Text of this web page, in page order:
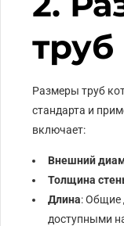
труб
Размеры труб
стандарта и
включает:
Внешний
Толщина
Длина: Общие
доступными